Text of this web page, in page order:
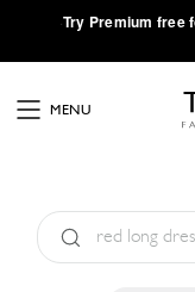
·Try Premium free
MENU